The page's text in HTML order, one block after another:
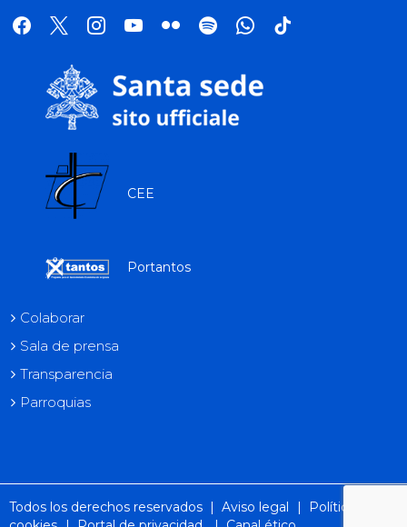
facebook
x instagramyoutube
flickr spotifywhatsapp
tik
CEE
Portantos
Colaborar
Sala de prensa
Transparencia
Parroquias
Todos los derechos reservados | Aviso legal |
Política de